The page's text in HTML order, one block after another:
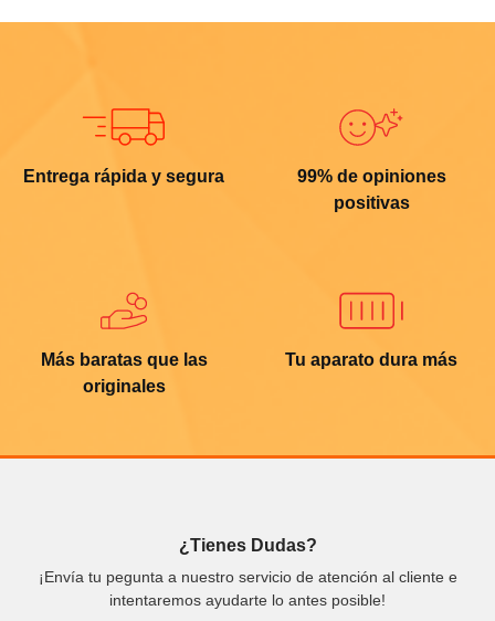
Entrega rápida y segura
99% de opiniones
positivas
Más baratas que las
originales
Tu aparato dura más
¿Tienes Dudas?
¡Envía tu pegunta a nuestro servicio de atención al cliente e
intentaremos ayudarte lo antes posible!